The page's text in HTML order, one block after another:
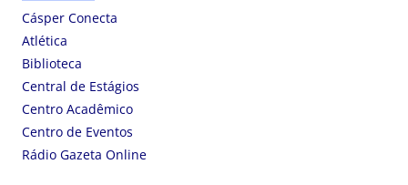
Cásper Conecta
Atlética
Biblioteca
Central de Estágios
Centro Acadêmico
Centro de Eventos
Rádio Gazeta Online